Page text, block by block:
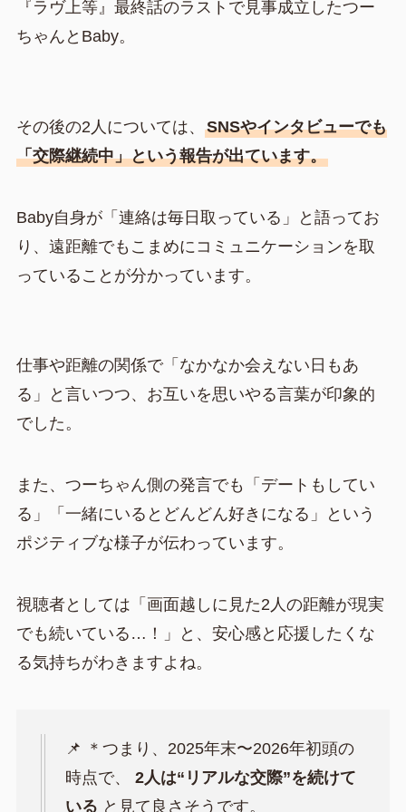
『ラヴ上等』最終話のラストで見事成立したつー
ちゃんとBaby。
その後の2人については、 SNSやインタビューでも
「交際継続中」という報告が出ています。
Baby自身が「連絡は毎日取っている」と語ってお
り、遠距離でもこまめにコミュニケーションを取
っていることが分かっています。
仕事や距離の関係で「なかなか会えない日もあ
る」と言いつつ、お互いを思いやる言葉が印象的
でした。
また、つーちゃん側の発言でも「デートもしてい
る」「一緒にいるとどんどん好きになる」という
ポジティブな様子が伝わっています。
視聴者としては「画面越しに見た2人の距離が現実
でも続いている…！」と、安心感と応援したくな
る気持ちがわきますよね。
📌 ＊つまり、2025年末〜2026年初頭の
時点で、 2人は“リアルな交際”を続けて
いる と見て良さそうです。